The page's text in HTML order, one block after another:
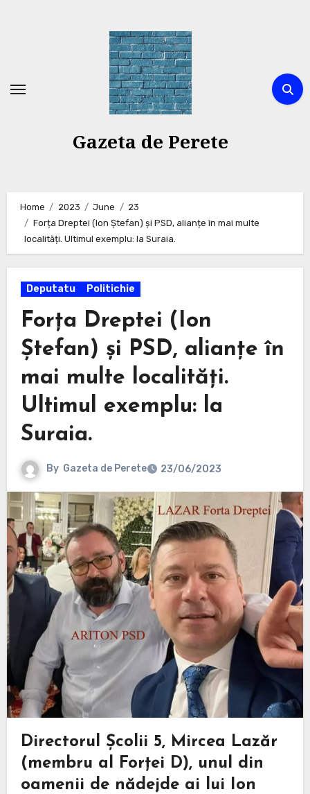
Gazeta de Perete
Home 2023 June
23
Forța Dreptei (Ion Ștefan) și PSD, alianțe în mai multe
localități. Ultimul exemplu: la Suraia.
Deputatu Politichie
Forța Dreptei (Ion
Ștefan) și PSD, alianțe în
mai multe localități.
Ultimul exemplu: la
Suraia.
By Gazeta de Perete 23/06/2023
Directorul Școlii 5, Mircea Lazăr
(membru al Forței D), unul din
oamenii de nădejde ai lui Ion